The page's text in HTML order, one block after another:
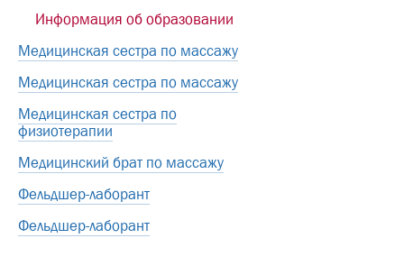
Информация об образовании
Медицинская сестра по массажу
Медицинская сестра по массажу
Медицинская сестра по
физиотерапии
Медицинский брат по массажу
Фельдшер-лаборант
Фельдшер-лаборант